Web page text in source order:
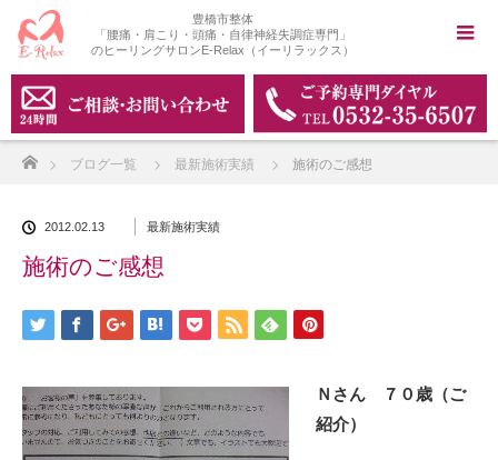
豊橋市整体
「腰痛・肩こり・頭痛・自律神経失調症専門」
のヒーリングサロンE-Relax（イーリラックス）
ブログ一覧 最新施術実績 施術のご感想
2012.02.13 最新施術実績
施術のご感想
Ｎさん ７０歳（ご
紹介）